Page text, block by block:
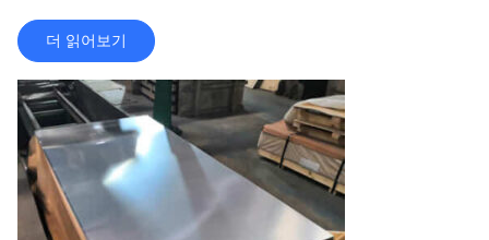
더 읽어보기